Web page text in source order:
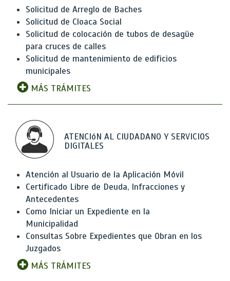
Solicitud de Arreglo de Baches
Solicitud de Cloaca Social
Solicitud de colocación de tubos de desagüe
para cruces de calles
Solicitud de mantenimiento de edificios
municipales
MÁS TRÁMITES
ATENCIóN AL CIUDADANO Y SERVICIOS
DIGITALES
Atención al Usuario de la Aplicación Móvil
Certificado Libre de Deuda, Infracciones y
Antecedentes
Como Iniciar un Expediente en la
Municipalidad
Consultas Sobre Expedientes que Obran en los
Juzgados
MÁS TRÁMITES